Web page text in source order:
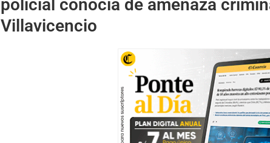
policial conocía de amenaza
Villavicencio